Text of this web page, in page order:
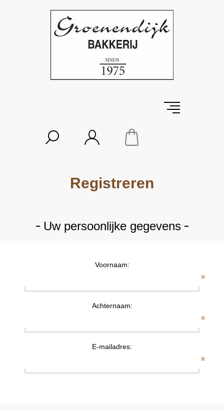
Registreren
Uw persoonlijke gegevens
Voornaam:
*
Achternaam:
*
E-mailadres:
*